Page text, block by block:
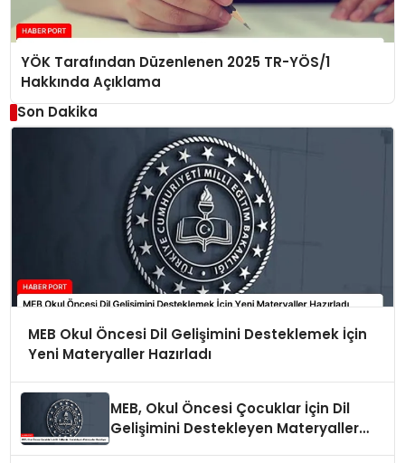
YÖK Tarafından Düzenlenen 2025 TR-YÖS/1
Hakkında Açıklama
Son Dakika
MEB Okul Öncesi Dil Gelişimini Desteklemek İçin
Yeni Materyaller Hazırladı
MEB, Okul Öncesi Çocuklar İçin Dil
Gelişimini Destekleyen Materyaller